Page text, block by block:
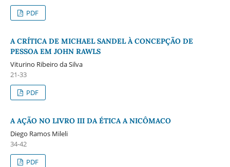
PDF
A CRÍTICA DE MICHAEL SANDEL À CONCEPÇÃO DE
PESSOA EM JOHN RAWLS
Viturino Ribeiro da Silva
21-33
PDF
A AÇÃO NO LIVRO III DA ÉTICA A NICÔMACO
Diego Ramos Mileli
34-42
PDF